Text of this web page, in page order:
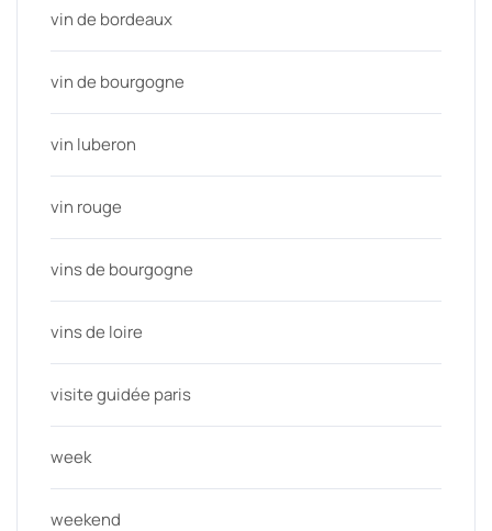
vin de bordeaux
vin de bourgogne
vin luberon
vin rouge
vins de bourgogne
vins de loire
visite guidée paris
week
weekend